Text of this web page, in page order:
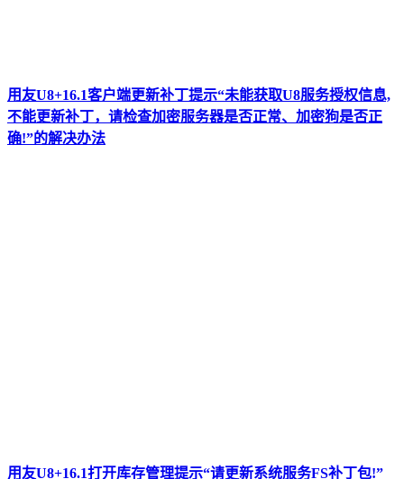
用友U8+16.1客户端更新补丁提示“未能获取U8服务授权信息,
不能更新补丁，请检查加密服务器是否正常、加密狗是否正
确!”的解决办法
用友U8+16.1打开库存管理提示“请更新系统服务FS补丁包!”